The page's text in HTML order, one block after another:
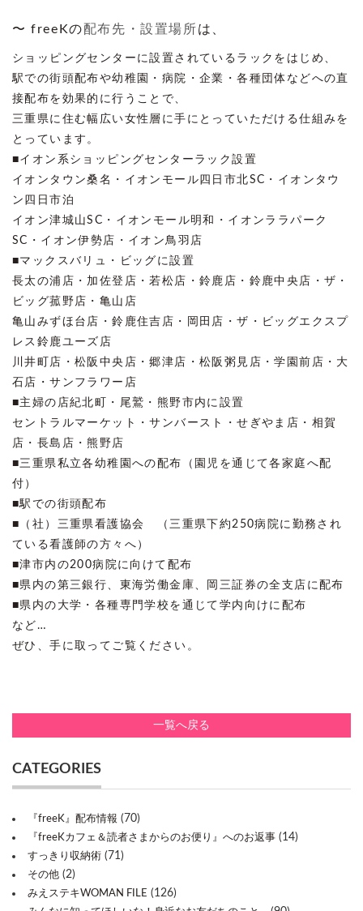
〜 freeKの配布先・設置場所は、
ショッピングセンターに設置されているラックをはじめ、
駅での街頭配布や幼稚園・病院・企業・各種団体などへの直
接配布を効果的に行うことで、
三重県に住む幅広い女性層に手にとっていただける仕組みを
とっています。
■イオン系ショッピングセンターラック設置
イオンタウン桑名・イオンモール四日市北SC・イオンタウ
ン四日市泊
イオン津城山SC・イオンモール明和・イオンララパーク
SC・イオン伊勢店・イオン鳥羽店
■マックスバリュ・ビッグに設置
長太の浦店・加佐登店・若松店・鈴鹿店・鈴鹿中央店・ザ・
ビッグ菰野店・亀山店
亀山みずほ台店・鈴鹿住吉店・岡田店・ザ・ビッグエクスプ
レス鈴鹿ユーズ店
川井町店・松阪中央店・郷津店・松阪粥見店・学園前店・大
石店・サンフラワー店
■主婦の店紀北町・尾鷲・熊野市内に設置
セントラルマーケット・サンバースト・せぎやま店・相賀
店・長島店・熊野店
■三重県私立各幼稚園への配布（園児を通じて各家庭へ配
付）
■駅での街頭配布
■（社）三重県看護協会 （三重県下約250病院に勤務され
ている看護師の方々へ）
■津市内の200病院に向けて配布
■県内の第三銀行、東海労働金庫、岡三証券の全支店に配布
■県内の大学・各種専門学校を通じて学内向けに配布
など…
ぜひ、手に取ってご覧ください。
一覧へ戻る
CATEGORIES
『freeK』配布情報 (70)
『freeKカフェ＆読者さまからのお便り』へのお返事 (14)
すっきり収納術 (71)
その他 (2)
みえステキWOMAN FILE (126)